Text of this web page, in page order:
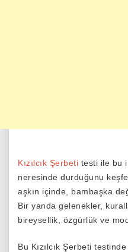
Kızılcık Şerbeti testi ile bu
neresinde durduğunu
aşkın içinde, bambaşka
Bir yanda gelenekler,
bireysellik, özgürlük ve
Bu Kızılcık Şerbeti